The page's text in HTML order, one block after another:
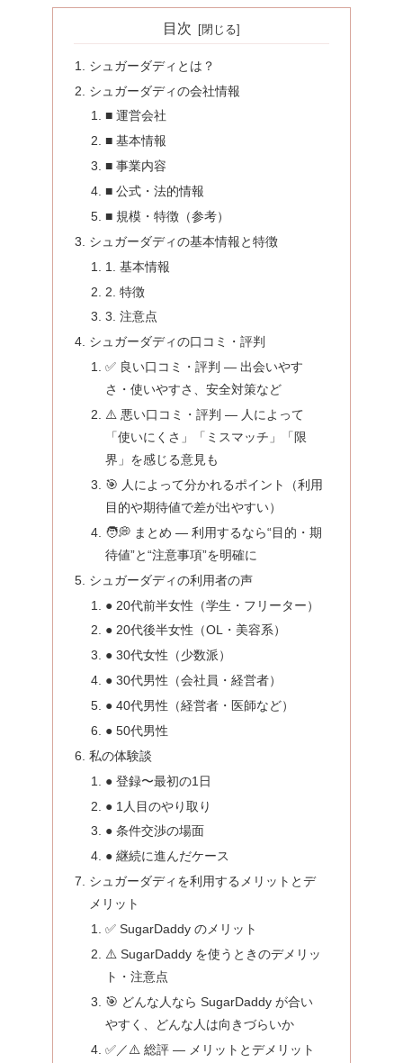
目次
シュガーダディとは？
シュガーダディの会社情報
■ 運営会社
■ 基本情報
■ 事業内容
■ 公式・法的情報
■ 規模・特徴（参考）
シュガーダディの基本情報と特徴
1. 基本情報
2. 特徴
3. 注意点
シュガーダディの口コミ・評判
✅ 良い口コミ・評判 — 出会いやす
さ・使いやすさ、安全対策など
⚠️ 悪い口コミ・評判 — 人によって
「使いにくさ」「ミスマッチ」「限
界」を感じる意見も
🎯 人によって分かれるポイント（利用
目的や期待値で差が出やすい）
🧑‍💭 まとめ — 利用するなら“目的・期
待値”と“注意事項”を明確に
シュガーダディの利用者の声
● 20代前半女性（学生・フリーター）
● 20代後半女性（OL・美容系）
● 30代女性（少数派）
● 30代男性（会社員・経営者）
● 40代男性（経営者・医師など）
● 50代男性
私の体験談
● 登録〜最初の1日
● 1人目のやり取り
● 条件交渉の場面
● 継続に進んだケース
シュガーダディを利用するメリットとデ
メリット
✅ SugarDaddy のメリット
⚠️ SugarDaddy を使うときのデメリッ
ト・注意点
🎯 どんな人なら SugarDaddy が合い
やすく、どんな人は向きづらいか
✅／⚠️ 総評 — メリットとデメリット